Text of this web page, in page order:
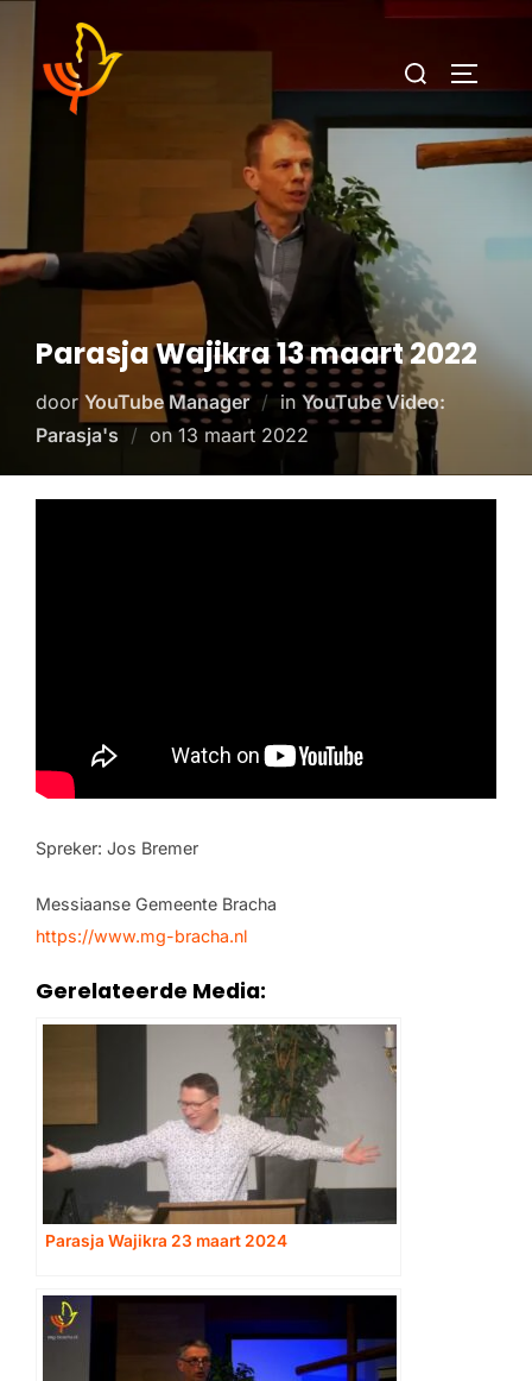
Parasja Wajikra 13 maart 2022
door YouTube Manager in YouTube Video:
Parasja's
on 13 maart 2022
Spreker: Jos Bremer
Messiaanse Gemeente Bracha
https://www.mg-bracha.nl
Gerelateerde Media:
Parasja Wajikra 23 maart 2024